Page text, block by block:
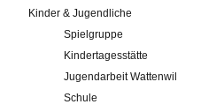
Kinder & Jugendliche
Spielgruppe
Kindertagesstätte
Jugendarbeit Wattenwil
Schule